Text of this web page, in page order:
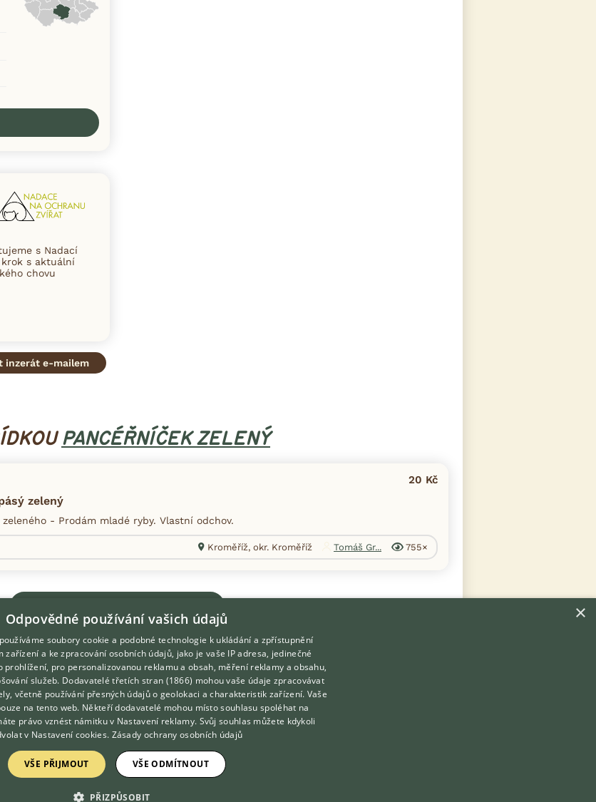
s Nadací
s aktuální
chovu
inzerát e-mailem
PANCÉŘNÍČEK ZELENÝ
zelený
20 Kč
- Prodám mladé ryby. Vlastní odchov.
Kroměříž, okr. Kroměříž Tomáš Gr... 755×
STRÁNKA
O nás
Kontakt
Možnosti zvýraznění inzerátů
Zpracování osobních údajů
×
Odpovědné používání vašich údajů
soubory cookie a podobné technologie k ukládání a zpřístupnění
zařízení a ke zpracování osobních údajů, jako je vaše IP adresa, jedinečné
prohlížení, pro personalizovanou reklamu a obsah, měření reklamy a obsahu,
služeb. Dodavatelé třetích stran (1866) mohou vaše údaje zpracovávat
včetně používání přesných údajů o geolokaci a charakteristik zařízení. Vaše
na tento web. Někteří dodavatelé mohou místo souhlasu spoléhat na
právo vznést námitku v Nastavení reklamy. Svůj souhlas můžete kdykoli
v Nastavení cookies. Zásady ochrany osobních údajů
VŠE PŘIJMOUT VŠE ODMÍTNOUT
PŘIZPŮSOBIT